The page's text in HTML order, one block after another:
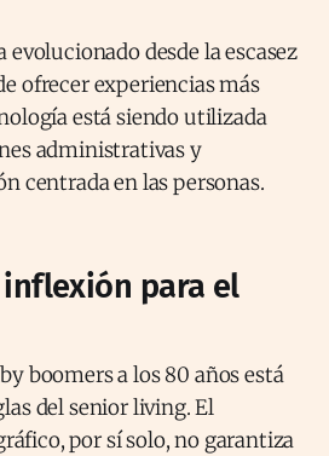
evolucionado desde la escasez
ofrecer experiencias más
está siendo utilizada
administrativas y
centrada en las personas.
para el
boomers a los 80 años está
del senior living. El
por sí solo, no garantiza